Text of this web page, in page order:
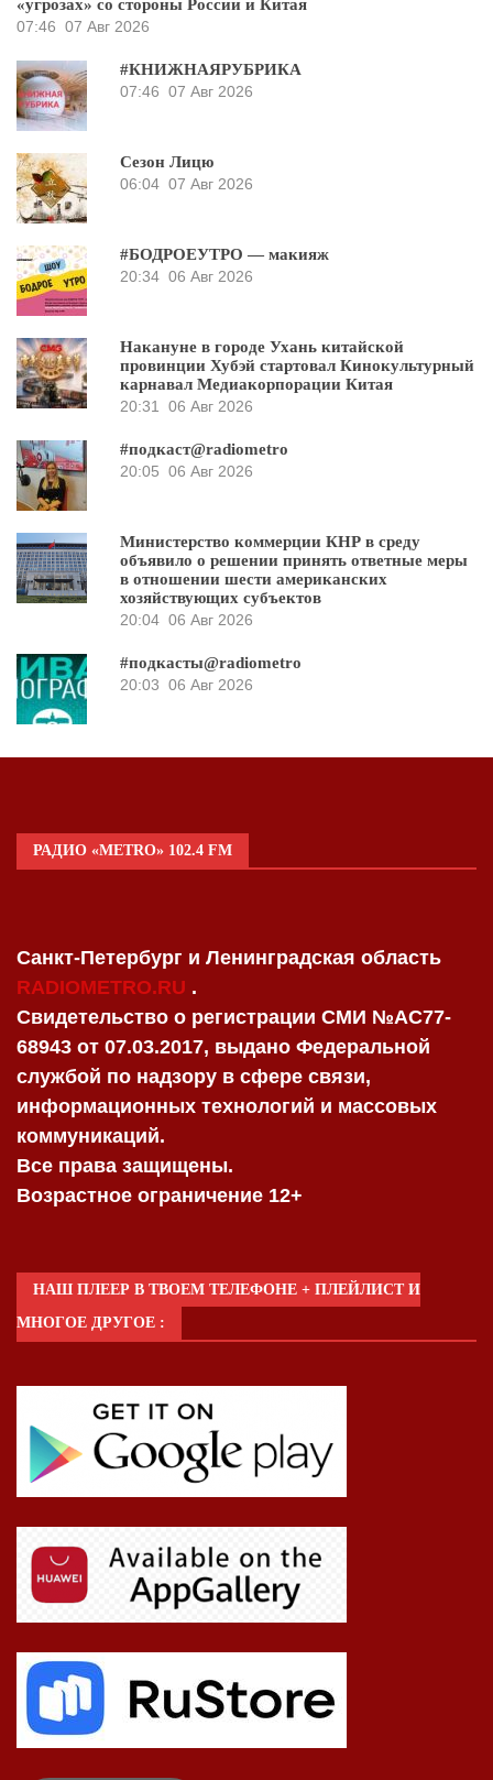
«угрозах» со стороны России и Китая
07:46 07 Авг 2026
#КНИЖНАЯРУБРИКА
07:46 07 Авг 2026
Сезон Лицю
06:04 07 Авг 2026
#БОДРОЕУТРО — макияж
20:34 06 Авг 2026
Накануне в городе Ухань китайской
провинции Хубэй стартовал Кинокультурный
карнавал Медиакорпорации Китая
20:31
06 Авг 2026
#подкаст@radiometro
20:05 06 Авг 2026
Министерство коммерции КНР в среду
объявило о решении принять ответные меры
в отношении шести американских
хозяйствующих субъектов
20:04 06 Авг 2026
#подкасты@radiometro
20:03 06 Авг 2026
РАДИО «METRO» 102.4 FM
Санкт-Петербург и Ленинградская область
RADIOMETRO.RU .
Свидетельство о регистрации СМИ №AC77-
68943 от 07.03.2017, выдано Федеральной
службой по надзору в сфере связи,
информационных технологий и массовых
коммуникаций.
Все права защищены.
Возрастное ограничение 12+
НАШ ПЛЕЕР В ТВОЕМ ТЕЛЕФОНЕ + ПЛЕЙЛИСТ И
МНОГОЕ ДРУГОЕ :